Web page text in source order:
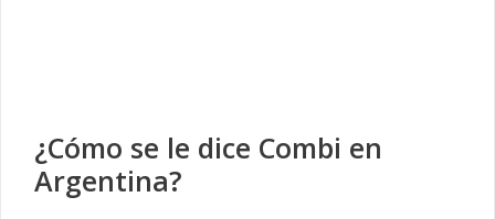
¿Cómo se le dice Combi en
Argentina?